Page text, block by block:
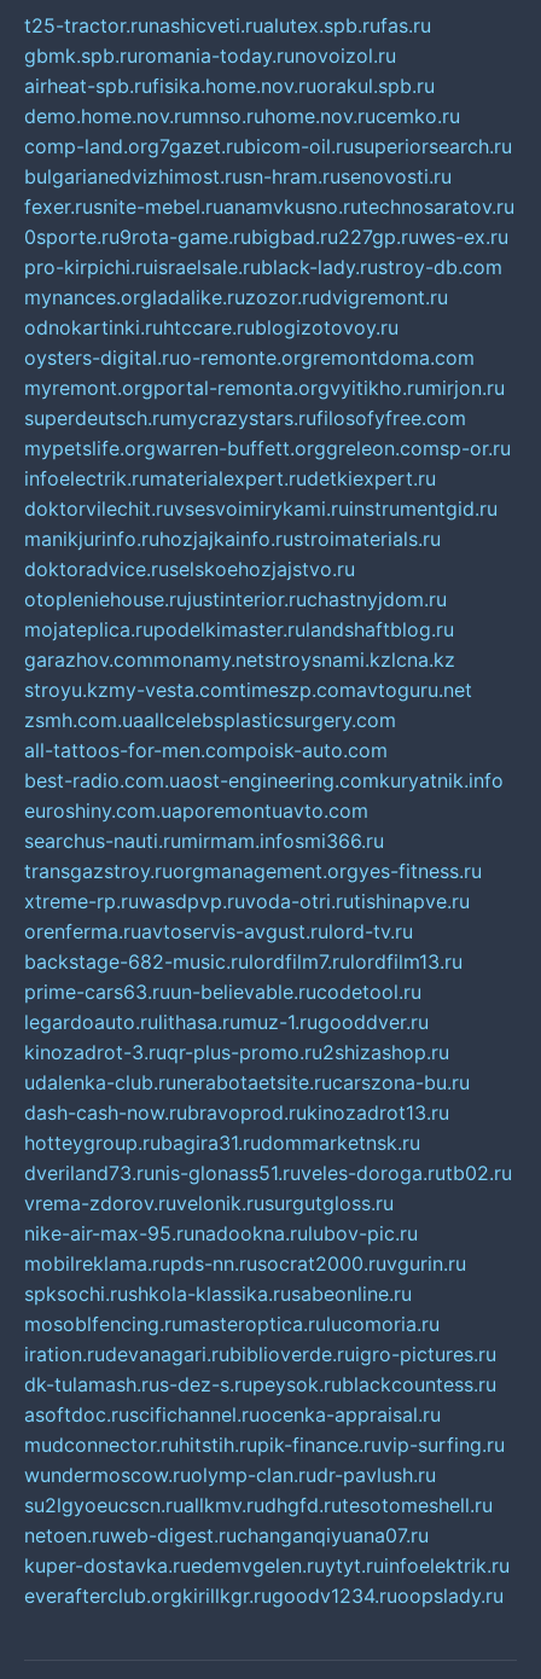
t25-tractor.runashicveti.rualutex.spb.rufas.ru
gbmk.spb.ruromania-today.runovoizol.ru
airheat-spb.rufisika.home.nov.ruorakul.spb.ru
demo.home.nov.rumnso.ruhome.nov.rucemko.ru
comp-land.org7gazet.rubicom-oil.rusuperiorsearch.ru
bulgarianedvizhimost.rusn-hram.rusenovosti.ru
fexer.rusnite-mebel.ruanamvkusno.rutechnosaratov.ru
0sporte.ru9rota-game.rubigbad.ru227gp.ruwes-ex.ru
pro-kirpichi.ruisraelsale.rublack-lady.rustroy-db.com
mynances.orgladalike.ruzozor.rudvigremont.ru
odnokartinki.ruhtccare.rublogizotovoy.ru
oysters-digital.ruo-remonte.orgremontdoma.com
myremont.orgportal-remonta.orgvyitikho.rumirjon.ru
superdeutsch.rumycrazystars.rufilosofyfree.com
mypetslife.orgwarren-buffett.orggreleon.comsp-or.ru
infoelectrik.rumaterialexpert.rudetkiexpert.ru
doktorvilechit.ruvsesvoimirykami.ruinstrumentgid.ru
manikjurinfo.ruhozjajkainfo.rustroimaterials.ru
doktoradvice.ruselskoehozjajstvo.ru
otopleniehouse.rujustinterior.ruchastnyjdom.ru
mojateplica.rupodelkimaster.rulandshaftblog.ru
garazhov.commonamy.netstroysnami.kzlcna.kz
stroyu.kzmy-vesta.comtimeszp.comavtoguru.net
zsmh.com.uaallcelebsplasticsurgery.com
all-tattoos-for-men.compoisk-auto.com
best-radio.com.uaost-engineering.comkuryatnik.info
euroshiny.com.uaporemontuavto.com
searchus-nauti.rumirmam.infosmi366.ru
transgazstroy.ruorgmanagement.orgyes-fitness.ru
xtreme-rp.ruwasdpvp.ruvoda-otri.rutishinapve.ru
orenferma.ruavtoservis-avgust.rulord-tv.ru
backstage-682-music.rulordfilm7.rulordfilm13.ru
prime-cars63.ruun-believable.rucodetool.ru
legardoauto.rulithasa.rumuz-1.rugooddver.ru
kinozadrot-3.ruqr-plus-promo.ru2shizashop.ru
udalenka-club.runerabotaetsite.rucarszona-bu.ru
dash-cash-now.rubravoprod.rukinozadrot13.ru
hotteygroup.rubagira31.rudommarketnsk.ru
dveriland73.runis-glonass51.ruveles-doroga.rutb02.ru
vrema-zdorov.ruvelonik.rusurgutgloss.ru
nike-air-max-95.runadookna.rulubov-pic.ru
mobilreklama.rupds-nn.rusocrat2000.ruvgurin.ru
spksochi.rushkola-klassika.rusabeonline.ru
mosoblfencing.rumasteroptica.rulucomoria.ru
iration.rudevanagari.rubiblioverde.ruigro-pictures.ru
dk-tulamash.rus-dez-s.rupeysok.rublackcountess.ru
asoftdoc.ruscifichannel.ruocenka-appraisal.ru
mudconnector.ruhitstih.rupik-finance.ruvip-surfing.ru
wundermoscow.ruolymp-clan.rudr-pavlush.ru
su2lgyoeucscn.ruallkmv.rudhgfd.rutesotomeshell.ru
netoen.ruweb-digest.ruchanganqiyuana07.ru
kuper-dostavka.ruedemvgelen.ruytyt.ruinfoelektrik.ru
everafterclub.orgkirillkgr.rugoodv1234.ruoopslady.ru